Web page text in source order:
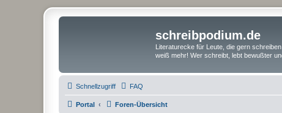
schreibpodium.de
Literaturecke für Leute, die gern
weiß mehr! Wer schreibt, lebt bewußter
Schnellzugriff FAQ
Portal Foren-Übersicht